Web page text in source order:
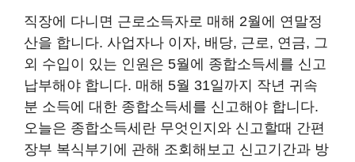
직장에 다니면 근로소득자로 매해 2월에 연말정
산을 합니다. 사업자나 이자, 배당, 근로, 연금, 그
외 수입이 있는 인원은 5월에 종합소득세를 신고
납부해야 합니다. 매해 5월 31일까지 작년 귀속
분 소득에 대한 종합소득세를 신고해야 합니다.
오늘은 종합소득세란 무엇인지와 신고할때 간편
장부 복식부기에 관해 조회해보고 신고기간과 방